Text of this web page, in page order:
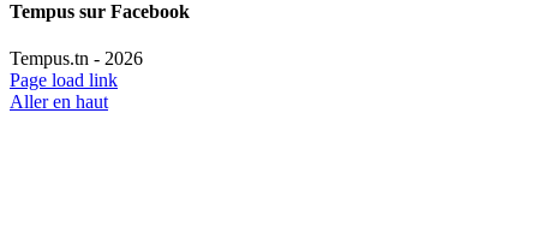
Tempus sur Facebook
Tempus.tn - 2026
Page load link
Aller en haut